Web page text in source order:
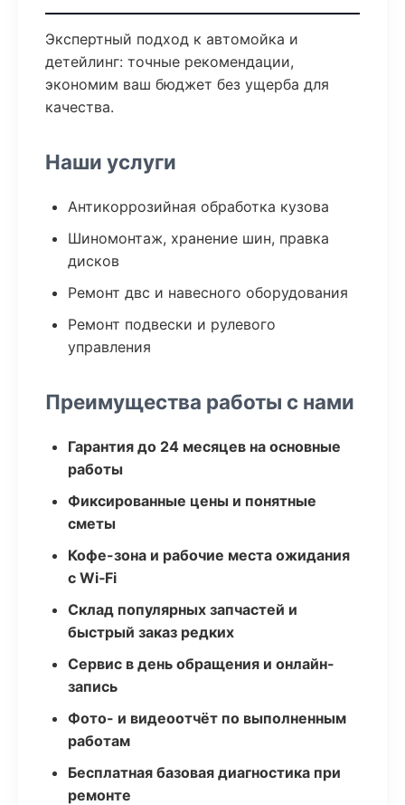
Экспертный подход к автомойка и
детейлинг: точные рекомендации,
экономим ваш бюджет без ущерба для
качества.
Наши услуги
Антикоррозийная обработка кузова
Шиномонтаж, хранение шин, правка
дисков
Ремонт двс и навесного оборудования
Ремонт подвески и рулевого
управления
Преимущества работы с нами
Гарантия до 24 месяцев на основные
работы
Фиксированные цены и понятные
сметы
Кофе-зона и рабочие места ожидания
с Wi‑Fi
Склад популярных запчастей и
быстрый заказ редких
Сервис в день обращения и онлайн-
запись
Фото- и видеоотчёт по выполненным
работам
Бесплатная базовая диагностика при
ремонте